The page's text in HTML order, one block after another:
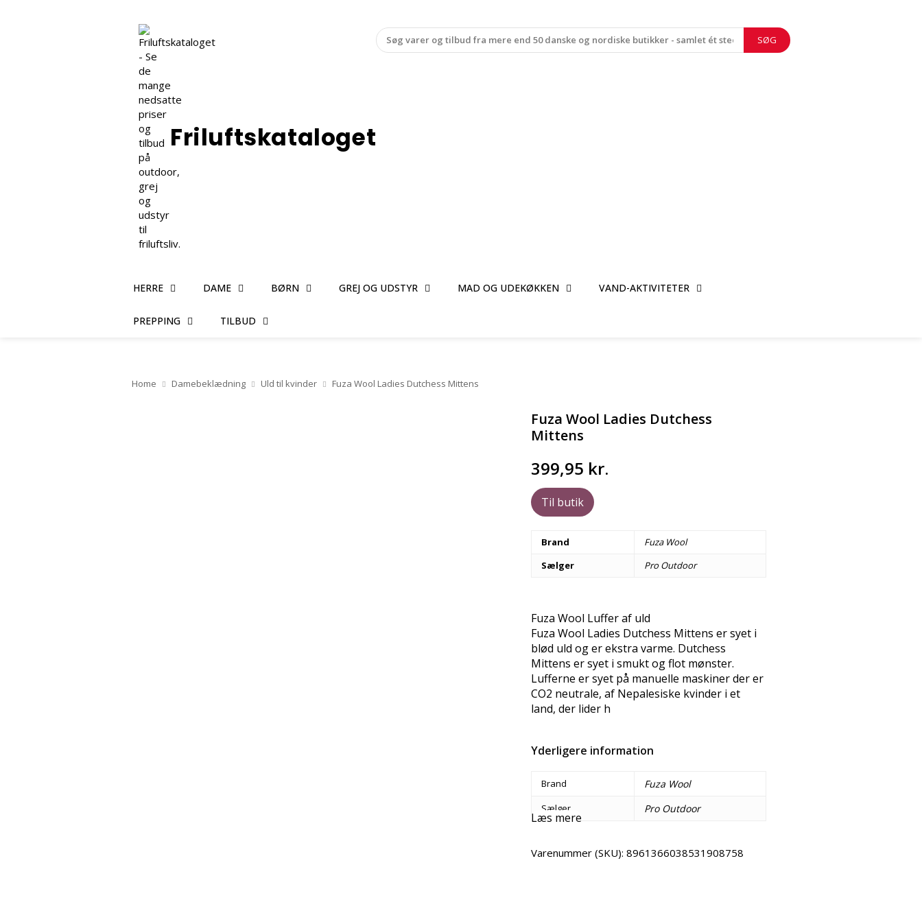
Friluftskataloget
SØG
HERRE DAME BØRN GREJ OG UDSTYR MAD OG UDEKØKKEN VAND-AKTIVITETER
PREPPING TILBUD
Home Damebeklædning Uld til kvinder Fuza Wool Ladies Dutchess Mittens
Fuza Wool Ladies Dutchess
Mittens
399,95 kr.
Til butik
Brand
Fuza Wool
Sælger
Pro Outdoor
Fuza Wool Luffer af uld
Fuza Wool Ladies Dutchess Mittens er syet i
blød uld og er ekstra varme. Dutchess
Mittens er syet i smukt og flot mønster.
Lufferne er syet på manuelle maskiner der er
CO2 neutrale, af Nepalesiske kvinder i et
land, der lider h
Yderligere information
Brand Fuza Wool
Sælger Pro Outdoor
Læs mere
Varenummer (SKU):8961366038531908758